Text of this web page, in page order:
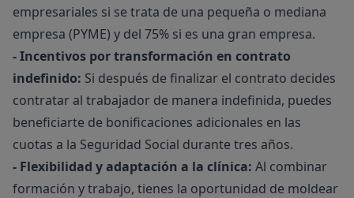
empresariales si se trata de una pequeña o mediana
empresa (PYME) y del 75% si es una gran empresa.
- Incentivos por transformación en contrato
indefinido: Si después de finalizar el contrato decides
contratar al trabajador de manera indefinida, puedes
beneficiarte de bonificaciones adicionales en las
cuotas a la Seguridad Social durante tres años.
- Flexibilidad y adaptación a la clínica: Al combinar
formación y trabajo, tienes la oportunidad de moldear